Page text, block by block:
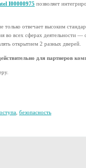
I00000975 позволяет
только отвечает высоким
во всех сферах деятельности
открытием 2 разных дверей.
для партнеров
безопасность